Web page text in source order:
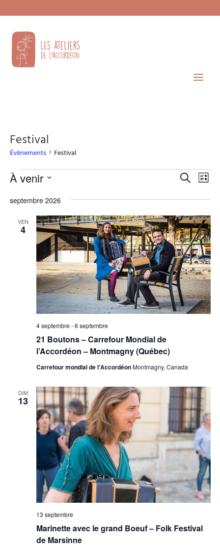
Festival
Évènements Festival
Évènements
Recherche
navigation
de
vues
Recherche
de
vues
Liste
À venir
une
septembre 2026
VEN
4
21 Boutons – Carrefour Mondial de
l’Accordéon – Montmagny (Québec)
4 septembre -6 septembre
Carrefour mondial de l'AccordéonMontmagny, Canada
DIM
13
Marinette avec le grand Boeuf – Folk Festival
de Marsinne
13 septembre